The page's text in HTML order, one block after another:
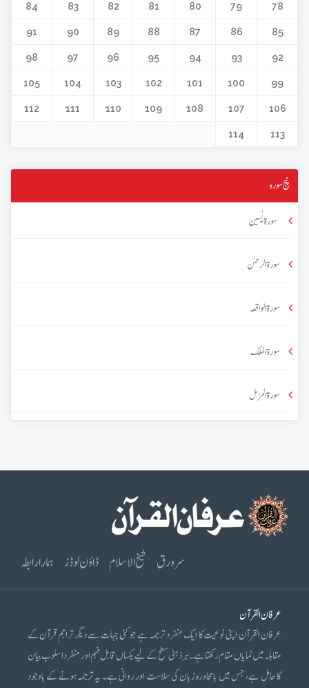
78
79
80
81
82
83
84
85
86
87
88
89
90
91
92
93
94
95
96
97
98
99
100
101
102
103
104
105
106
107
108
109
110
111
112
113
114
پنج سورہ
سورۃ یٰسین
سورۃ الرحمٰن
سورۃ الواقعہ
سورۃ الملک
سورۃ المزمل
سرورق شیخ الاسلام ڈاؤن لوڈز ہمارا رابطہ
عرفان القرآن
عرفان القرآن اپنی نوعیت کا ایک منفرد ترجمہ ہے جو کئی جہات سے دیگر تراجم قرآن کے
مقابلہ میں نمایاں مقام رکھتا ہے۔ ہر ذہنی سطح کے لیے یکساں قابل فہم اور منفرد اسلوب بیان
کا حامل ہے، جس میں بامحاورہ زبان کی سلاست اور روانی ہے۔ یہ ترجمہ ہونے کے باوجود